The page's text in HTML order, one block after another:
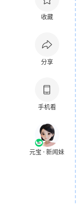
收藏
分享
手机看
元宝 · 新闻妹